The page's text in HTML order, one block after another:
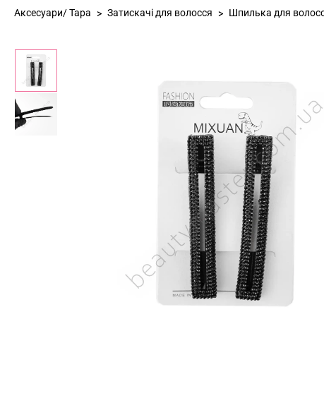
Аксесуари/ Тара Затискачі для волосся Шпилька для